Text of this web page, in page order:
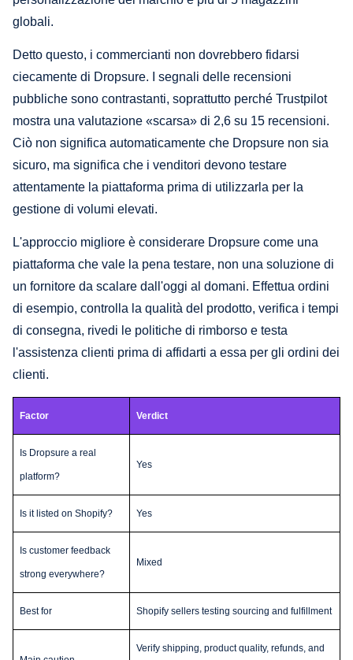
globali.
Detto questo, i commercianti non dovrebbero fidarsi
ciecamente di Dropsure. I segnali delle recensioni
pubbliche sono contrastanti, soprattutto perché Trustpilot
mostra una valutazione «scarsa» di 2,6 su 15 recensioni.
Ciò non significa automaticamente che Dropsure non sia
sicuro, ma significa che i venditori devono testare
attentamente la piattaforma prima di utilizzarla per la
gestione di volumi elevati.
L'approccio migliore è considerare Dropsure come una
piattaforma che vale la pena testare, non una soluzione di
un fornitore da scalare dall'oggi al domani. Effettua ordini
di esempio, controlla la qualità del prodotto, verifica i tempi
di consegna, rivedi le politiche di rimborso e testa
l'assistenza clienti prima di affidarti a essa per gli ordini dei
clienti.
Factor Verdict
Is Dropsure a real
platform?
Yes
Is it listed on Shopify? Yes
Is customer feedback
strong everywhere?
Mixed
Best for Shopify sellers testing sourcing and fulfillment
Verify shipping, product quality, refunds, and